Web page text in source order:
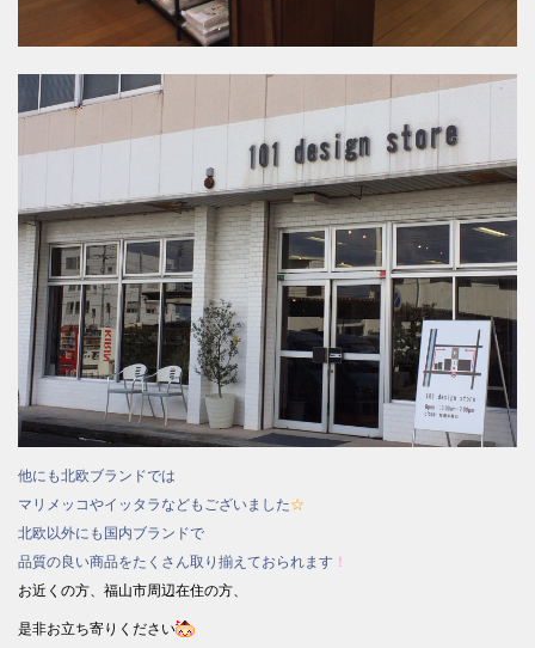
他にも北欧ブランドでは
マリメッコやイッタラなどもございました☆
北欧以外にも国内ブランドで
品質の良い商品をたくさん取り揃えておられます ！
お近くの方、福山市周辺在住の方、
是非お立ち寄りください